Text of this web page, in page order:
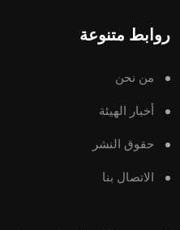
روابط متنوعة
من نحن
أخبار الهيئة
حقوق النشر
الاتصال بنا